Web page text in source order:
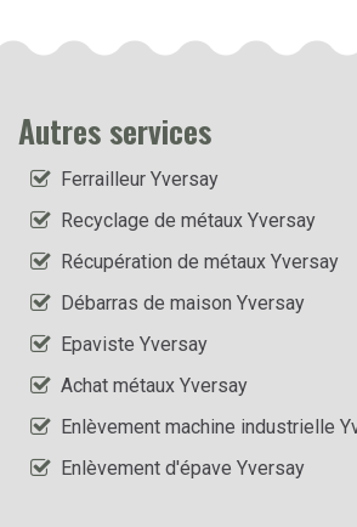
Autres services
Ferrailleur Yversay
Recyclage de métaux Yversay
Récupération de métaux Yversay
Débarras de maison Yversay
Epaviste Yversay
Achat métaux Yversay
Enlèvement machine industrielle
Enlèvement d'épave Yversay